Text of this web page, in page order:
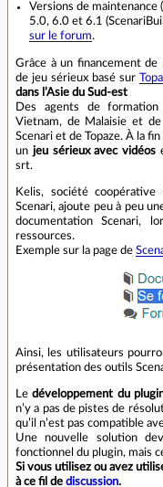
Versions de maintenance
5.0, 6.0 et 6.1
sur le forum.
Grâce à un financement de
de jeu sérieux basé sur
dans l’Asie du Sud-est
Des agents de
Vietnam, de Malaisie et
Scenari et de Topaze. À la
un jeu sérieux avec vidéos
srt.
Kelis, société
Scenari, ajoute peu à peu
documentation Scenari,
ressources.
Exemple sur la page de
Ainsi, les utilisateurs
présentation des outils
Ledéveloppement du
n’y a pas de pistes de
qu’il n’est pas compatible
Une nouvelle solution
fonctionnel du plugin, mais
Si vous utilisez ou avez
à ce fil de discussion.